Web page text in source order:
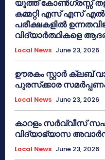
യൂത്ത് കോൺഗ്രസ്സ്
കമ്മറ്റി എസ് എസ്
പരീക്ഷകളിൽ
വിദ്യാർത്ഥികളെ
Local News June 23, 2026
ഊരകം സ്റ്റാർ ക്ലബ്
പുരസ്‌ക്കാര
Local News June 23, 2026
കാറളം സർവ്വീസ്
വിദ്യാഭ്യാസ
Local News June 23, 2026